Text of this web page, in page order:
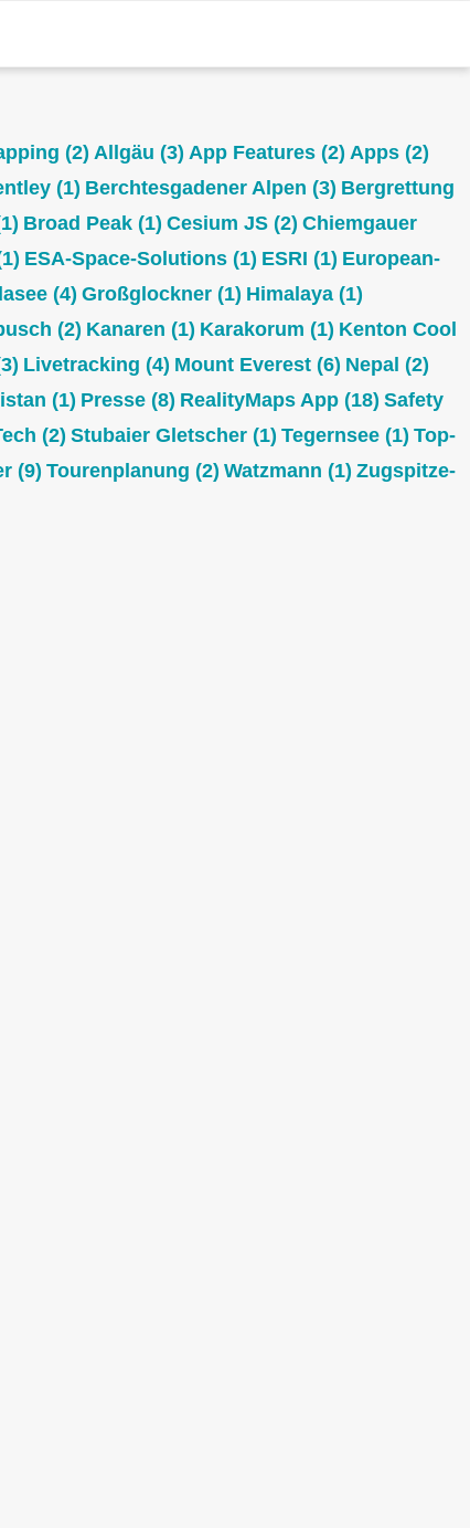
(2) Allgäu (3) App Features(2) Apps(2)
(1) Berchtesgadener Alpen (3) Bergrettung
Broad Peak(1) Cesium JS(2) Chiemgauer
ESA-Space-Solutions(1) ESRI (1) European-
(4) Großglockner(1) Himalaya(1)
(2) Kanaren (1) Karakorum (1) Kenton Cool
Livetracking (4) Mount Everest(6) Nepal (2)
(1) Presse(8) RealityMaps App(18) Safety
(2) Stubaier Gletscher(1) Tegernsee(1) Top-
(9) Tourenplanung (2) Watzmann (1) Zugspitze-